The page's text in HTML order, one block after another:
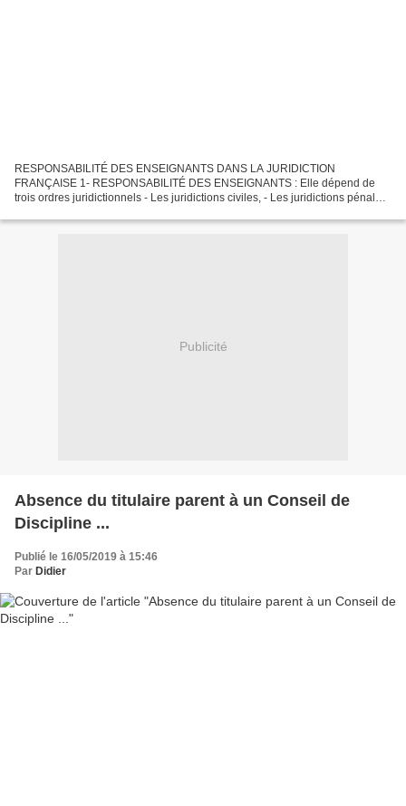
RESPONSABILITÉ DES ENSEIGNANTS DANS LA JURIDICTION
FRANÇAISE 1- RESPONSABILITÉ DES ENSEIGNANTS : Elle dépend de
trois ordres juridictionnels - Les juridictions civiles, - Les juridictions pénales,
Publicité
Absence du titulaire parent à un Conseil de
Discipline ...
Publié le 16/05/2019 à 15:46
Par Didier